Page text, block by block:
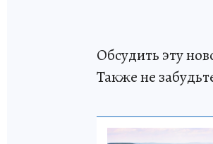
Обсудить эту
Также не